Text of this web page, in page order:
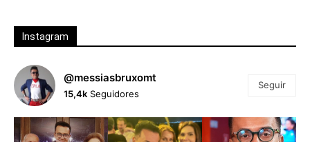
Instagram
@messiasbruxomt
15,4k Seguidores
Seguir